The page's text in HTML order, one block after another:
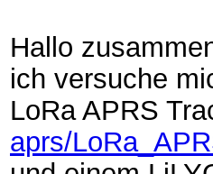
Hallo
ich versuche
LoRa APRS
aprs/